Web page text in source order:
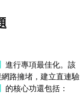
進行專項最佳化。該
路擁堵，建立直連驗
的核心功還包括：